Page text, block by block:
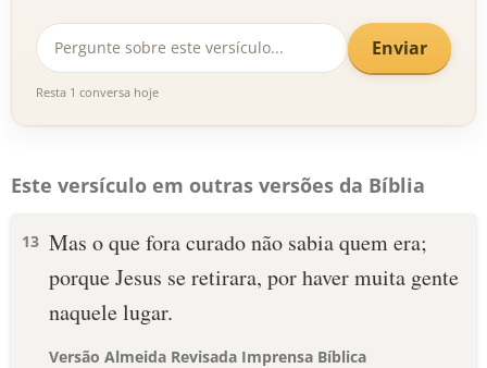
Enviar
Resta 1 conversa hoje
Este versículo em outras versões da Bíblia
13 Mas o que fora curado não sabia quem era;
porque Jesus se retirara, por haver muita gente
naquele lugar.
Versão Almeida Revisada Imprensa Bíblica